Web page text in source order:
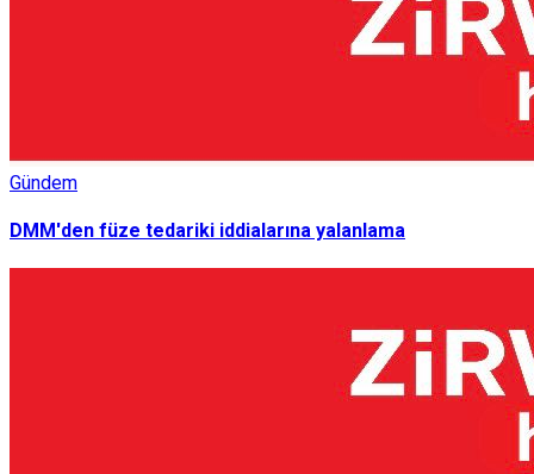
Gündem
DMM'den füze tedariki iddialarına yalanlama